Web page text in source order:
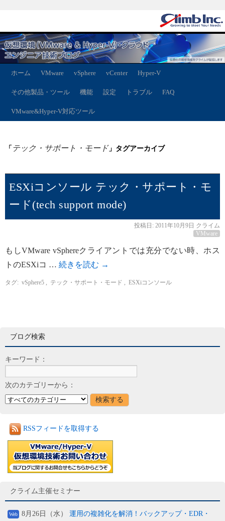
ホーム VMware vSphere vCenter Hyper-V
その他製品・ツール 機能 設定 トラブル FAQ
VMware&Hyper-V対応ツール
「 テック・サポート・モード」タグアーカイブ
ESXiコンソール テック・サポート・モ
ード(tech support mode)
投稿日: 2011年10月9日 クライム
VMware
もしVMware vSphereクライアントでは充分でない時、ホス
トのESXiコ … 続きを読む →
タグ: vSphere5 テック・サポート・モード ESXiコンソール
ブログ検索
キーワード：
次のカテゴリーから：
RSSフィードを取得する
クライム主催セミナー
Web 8月26日（水） 運用の複雑化を解消！バックアップ・EDR・